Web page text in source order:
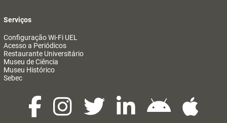
Serviços
Configuração Wi-Fi UEL
Acesso a Periódicos
Restaurante Universitário
Museu de Ciência
Museu Histórico
Sebec